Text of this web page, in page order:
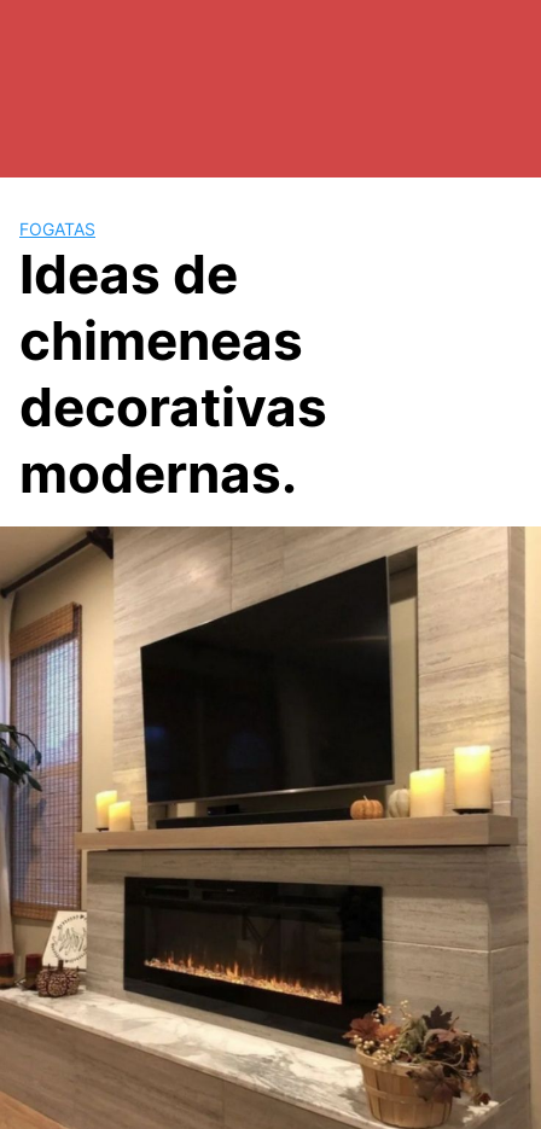
FOGATAS
Ideas de
chimeneas
decorativas
modernas.